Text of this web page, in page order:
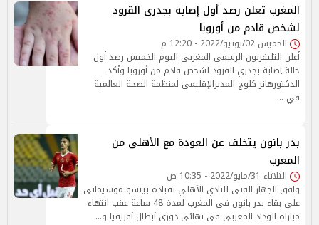
المغرب تعلن رصد أول إصابة بجدرى القرود
لشخص قادم من أوروبا
الخميس 02/يونيو/2022 - 12:20 م
أعلن التليفزيون الرسمي المغربي اليوم الخميس رصد أول
حالة إصابة بجدري القرود لشخص قادم من أوروبا وأكد
الدكتورهانز كلوج المديرالإقليمي لمنظمة الصحة العالمية
في …
بدر بانون يتخلف عن العودة مع الأهلى من
المغرب
الثلاثاء 31/مايو/2022 - 10:35 ص
وافق الجهاز الفنى للنادي الأهلي بقيادة بيتسو موسيمانى
علي بقاء بدر بانون فى المغرب لمدة 48 ساعة عقب انتهاء
مباراة الوداد المغربى فى نهائى دورى أبطال أفريقيا و…